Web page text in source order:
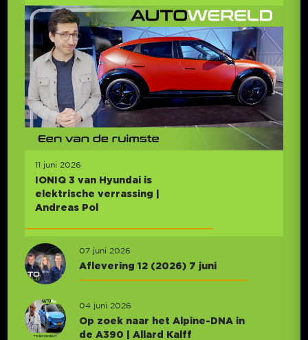
11 juni 2026
IONIQ 3 van Hyundai is
elektrische verrassing |
Andreas Pol
07 juni 2026
Aflevering 12 (2026) 7 juni
04 juni 2026
Op zoek naar het Alpine-DNA in
de A390 | Allard Kalff